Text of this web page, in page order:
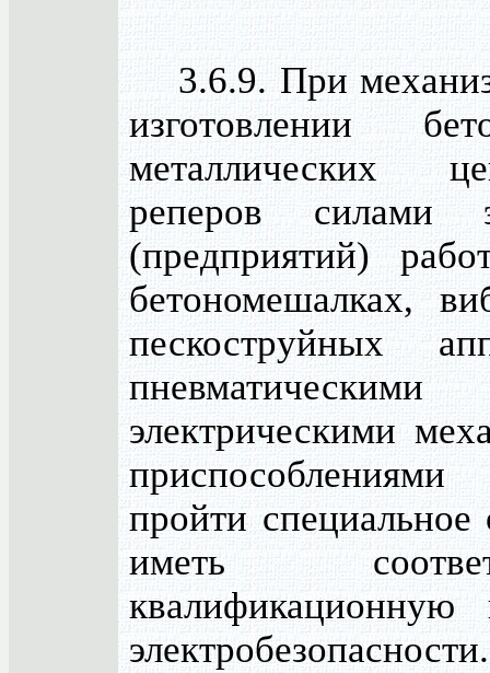
3.6.9. При
изготовлении
металлических
реперов силами
(предприятий)
бетономешалках,
пескоструйных
электрическими
пройти специальное
иметь
электробезопасности.